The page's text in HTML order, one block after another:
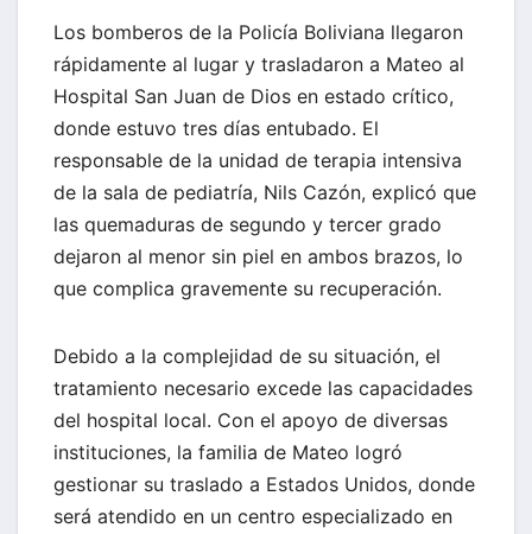
Los bomberos de la Policía Boliviana llegaron
rápidamente al lugar y trasladaron a Mateo al
Hospital San Juan de Dios en estado crítico,
donde estuvo tres días entubado. El
responsable de la unidad de terapia intensiva
de la sala de pediatría, Nils Cazón, explicó que
las quemaduras de segundo y tercer grado
dejaron al menor sin piel en ambos brazos, lo
que complica gravemente su recuperación.
Debido a la complejidad de su situación, el
tratamiento necesario excede las capacidades
del hospital local. Con el apoyo de diversas
instituciones, la familia de Mateo logró
gestionar su traslado a Estados Unidos, donde
será atendido en un centro especializado en